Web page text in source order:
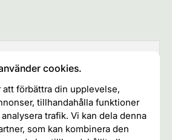
Asien Brasilien
certifieringChile EU
and FuelFinlandFood
governance
cookies.
förbättra din upplevelse,
tillhandahålla funktioner
trafik. Vi kan dela denna
som kan kombinera den